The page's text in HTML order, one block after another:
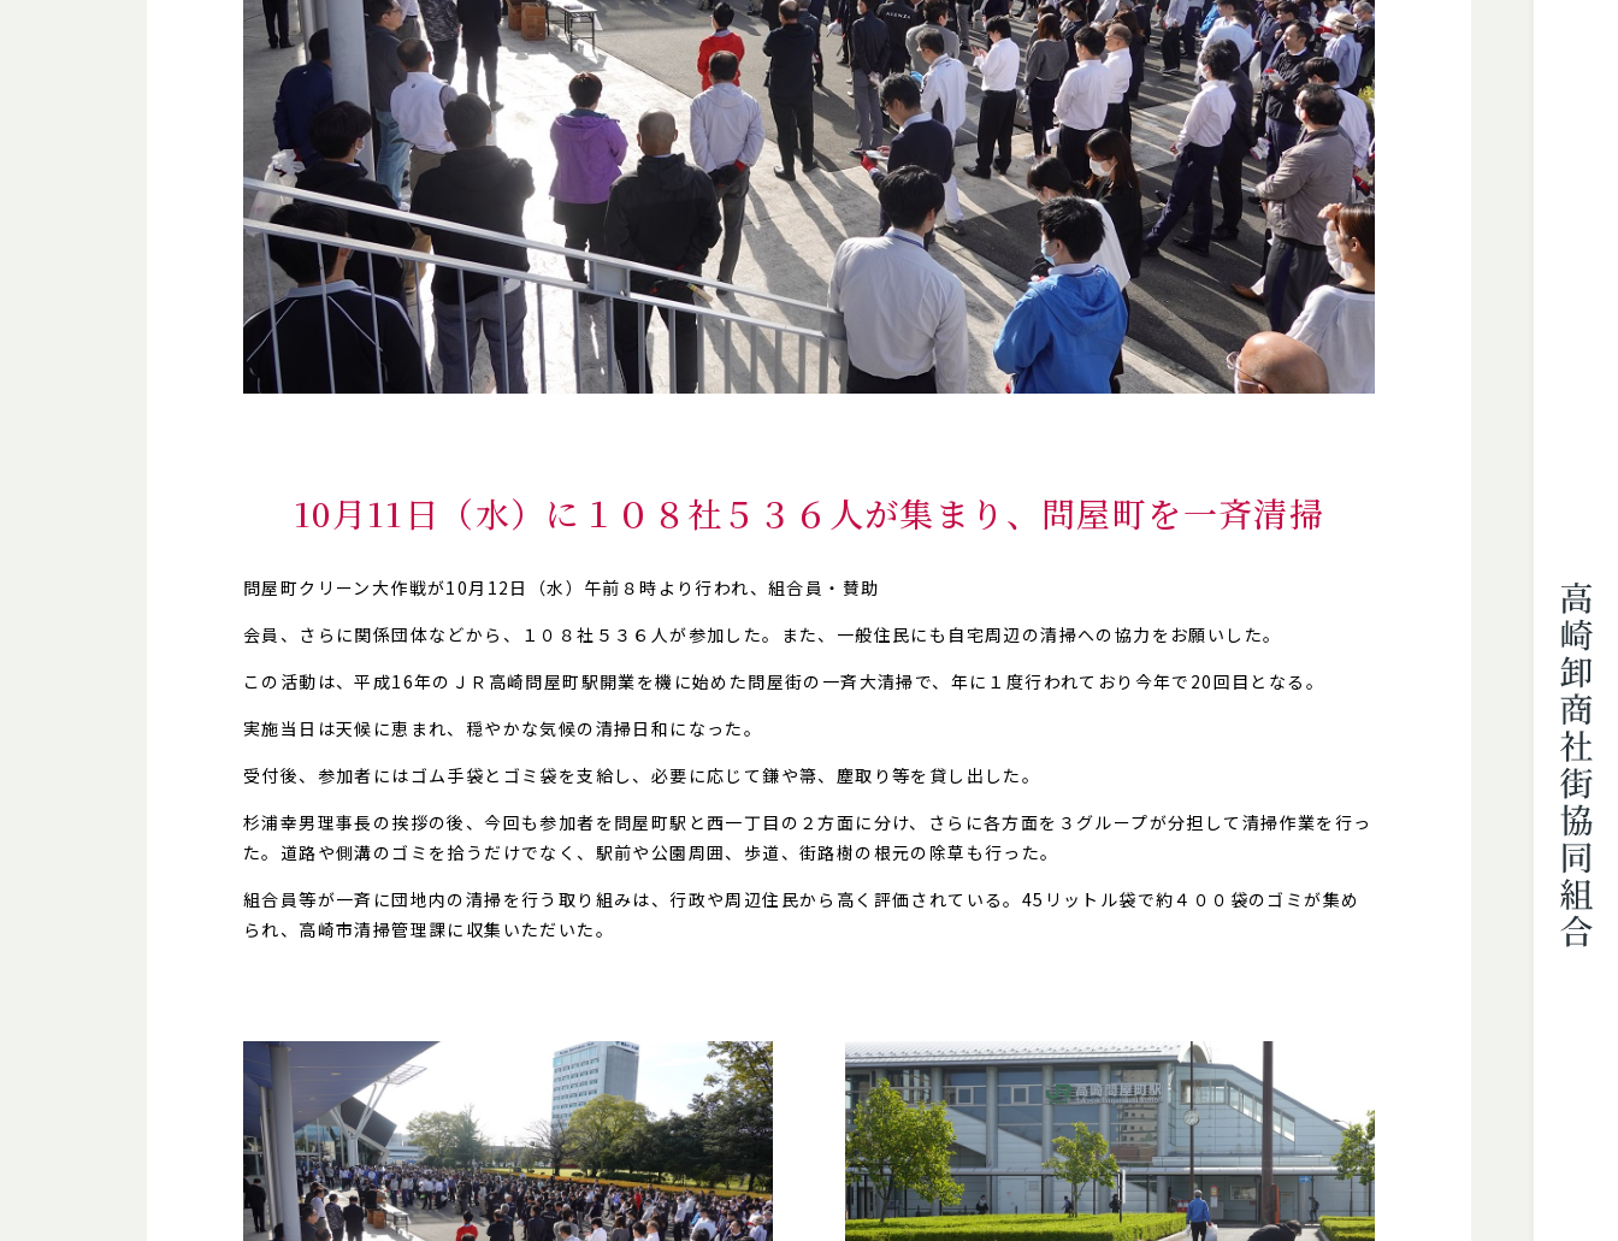
10月11日（水）に１０８社５３６人が集まり、問屋町を一斉清掃
問屋町クリーン大作戦が10月12日（水）午前８時より行われ、組合員・賛助
会員、さらに関係団体などから、１０８社５３６人が参加した。また、一般住民にも自宅周辺の清掃への協力をお願いした。
この活動は、平成16年のＪＲ高崎問屋町駅開業を機に始めた問屋街の一斉大清掃で、年に１度行われており今年で20回目となる。
実施当日は天候に恵まれ、穏やかな気候の清掃日和になった。
受付後、参加者にはゴム手袋とゴミ袋を支給し、必要に応じて鎌や箒、塵取り等を貸し出した。
杉浦幸男理事長の挨拶の後、今回も参加者を問屋町駅と西一丁目の２方面に分け、さらに各方面を３グループが分担して清掃作業を行っ
た。道路や側溝のゴミを拾うだけでなく、駅前や公園周囲、歩道、街路樹の根元の除草も行った。
組合員等が一斉に団地内の清掃を行う取り組みは、行政や周辺住民から高く評価されている。45リットル袋で約４００袋のゴミが集め
られ、高崎市清掃管理課に収集いただいた。